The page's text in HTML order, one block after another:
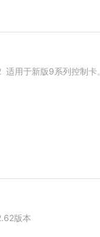
用于新版9系列控制卡。
版本